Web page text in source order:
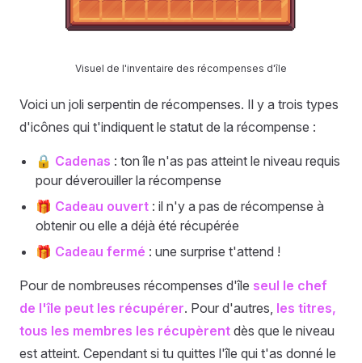
Visuel de l'inventaire des récompenses d'île
Voici un joli serpentin de récompenses. Il y a trois types
d'icônes qui t'indiquent le statut de la récompense :
🔒 Cadenas : ton île n'as pas atteint le niveau requis
pour déverouiller la récompense
🎁 Cadeau ouvert : il n'y a pas de récompense à
obtenir ou elle a déjà été récupérée
🎁 Cadeau fermé : une surprise t'attend !
Pour de nombreuses récompenses d'île seul le chef
de l'île peut les récupérer. Pour d'autres, les titres,
tous les membres les récupèrent dès que le niveau
est atteint. Cependant si tu quittes l'île qui t'as donné le